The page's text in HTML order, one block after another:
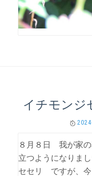
イチモンジ
８月８日 我が家
立つようになりま
セセリ ですが、今